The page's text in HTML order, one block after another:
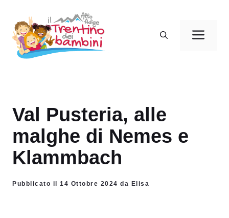
contenuto
Val Pusteria, alle
malghe di Nemes e
Klammbach
Pubblicato il 14 Ottobre 2024 da Elisa